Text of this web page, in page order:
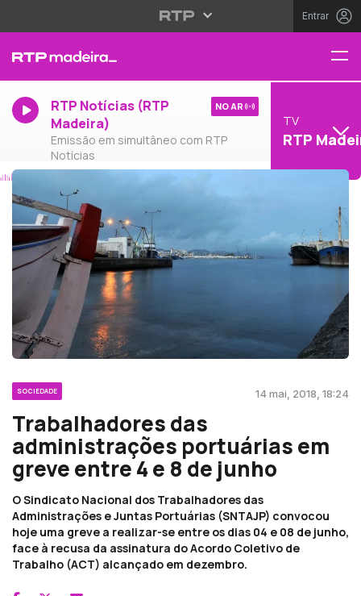
Entrar
RTP Notícias (RTP
Madeira)
Emissão em simultâneo com RTP
Notícias
NO AR
TV
RTP
SOCIEDADE 14 mai, 2018, 18:24
Trabalhadores das
administrações portuárias em
greve entre 4 e 8 de junho
O Sindicato Nacional dos Trabalhadores das
Administrações e Juntas Portuárias (SNTAJP) convocou
hoje uma greve a realizar-se entre os dias 04 e 08 de junho,
face à recusa da assinatura do Acordo Coletivo de
Trabalho (ACT) alcançado em dezembro.